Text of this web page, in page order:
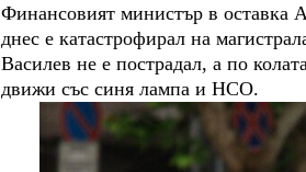
Финансовият министър в оставка
днес е катастрофирал на
Василев не е пострадал, а по
движи със синя лампа и НСО.